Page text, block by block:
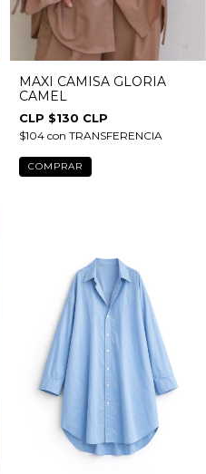
MAXI CAMISA GLORIA
CAMEL
$130 CLP
$104 con TRANSFERENCIA
COMPRAR